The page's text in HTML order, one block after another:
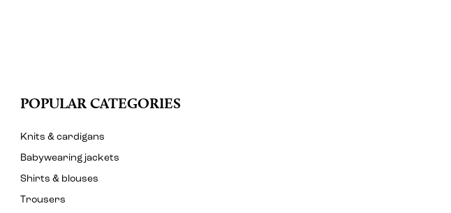
POPULAR CATEGORIES
Knits & cardigans
Babywearing jackets
Shirts & blouses
Trousers